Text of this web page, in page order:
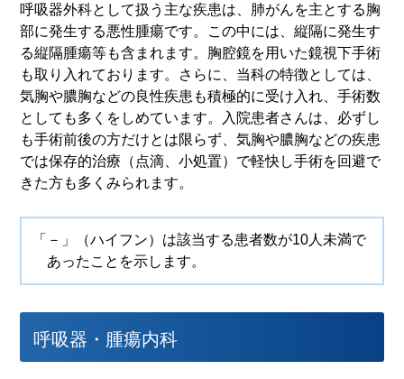
呼吸器外科として扱う主な疾患は、肺がんを主とする胸
部に発生する悪性腫瘍です。この中には、縦隔に発生す
る縦隔腫瘍等も含まれます。胸腔鏡を用いた鏡視下手術
も取り入れております。さらに、当科の特徴としては、
気胸や膿胸などの良性疾患も積極的に受け入れ、手術数
としても多くをしめています。入院患者さんは、必ずし
も手術前後の方だけとは限らず、気胸や膿胸などの疾患
では保存的治療（点滴、小処置）で軽快し手術を回避で
きた方も多くみられます。
「－」（ハイフン）は該当する患者数が10人未満で
あったことを示します。
呼吸器・腫瘍内科